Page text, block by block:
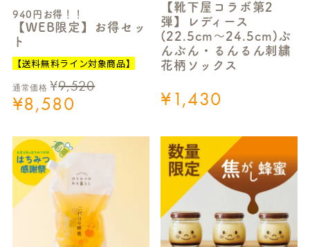
940円お得！！
【WEB限定】お得セッ
ト
【送料無料ライン対象商品】
通常価格 ¥9,520
¥8,580
【靴下屋コラボ第2
弾】レディース
(22.5cm～24.5cm)ぶ
んぶん・るんるん刺繍
花柄ソックス
¥1,430